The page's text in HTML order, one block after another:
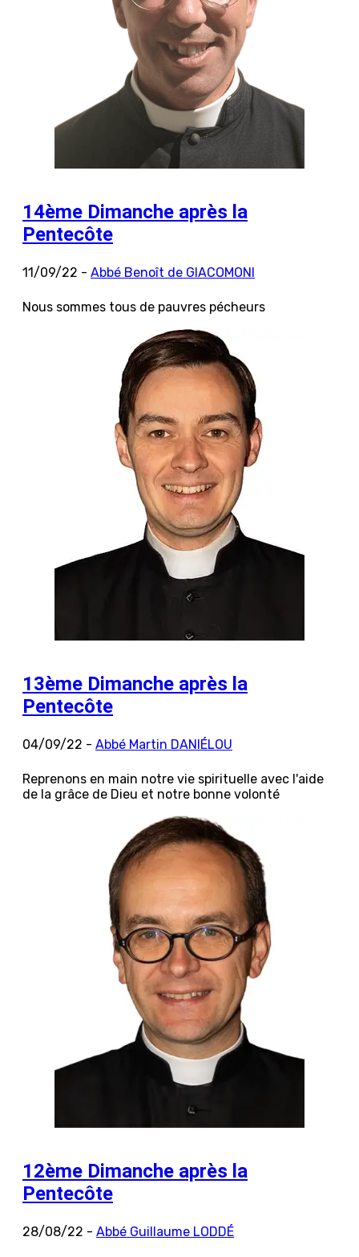
14ème Dimanche après la
Pentecôte
11/09/22 - Abbé Benoît de GIACOMONI
Nous sommes tous de pauvres pécheurs
13ème Dimanche après la
Pentecôte
04/09/22 - Abbé Martin DANIÉLOU
Reprenons en main notre vie spirituelle avec l'aide
de la grâce de Dieu et notre bonne volonté
12ème Dimanche après la
Pentecôte
28/08/22 - Abbé Guillaume LODDÉ